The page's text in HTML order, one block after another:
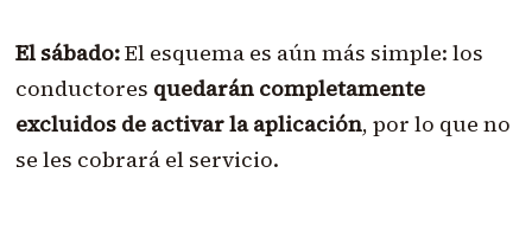
El sábado:El esquema es aún más simple: los
conductores quedarán completamente
excluidos de activar la aplicación, por lo que no
se les cobrará el servicio.